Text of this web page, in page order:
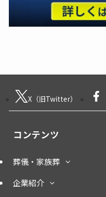
X（旧Twitter）
コンテンツ
葬儀・家族葬
企業紹介